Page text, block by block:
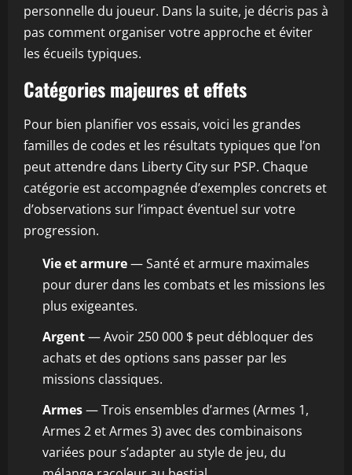
personnelle du joueur. Dans la suite, je décris pas à
pas comment organiser votre approche et éviter
les écueils typiques.
Catégories majeures et effets
Pour bien planifier vos essais, voici les grandes
familles de codes et les résultats typiques que l’on
peut attendre dans Liberty City sur PSP. Chaque
catégorie est accompagnée d’exemples concrets et
d’observations sur l’impact éventuel sur votre
progression.
Vie et armure— Santé et armure maximales
pour durer dans les combats et les missions les
plus exigeantes.
Argent— Avoir 250 000 $ peut débloquer des
achats et des options sans passer par les
missions classiques.
Armes— Trois ensembles d’armes (Armes 1,
Armes 2 et Armes 3) avec des combinaisons
variées pour s’adapter au style de jeu, du